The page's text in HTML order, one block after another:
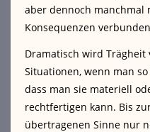
aber dennoch manchmal
Konsequenzen
Dramatisch wird
Situationen, wenn man
dass man sie materiell
rechtfertigen kann. Bis
übertragenen Sinne nur